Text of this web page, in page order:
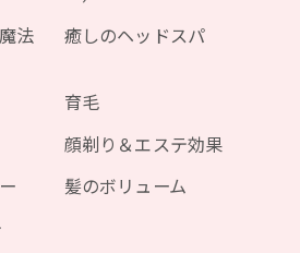
法
癒しのヘッドスパ
育毛
顔剃り＆エステ効果
髪のボリューム